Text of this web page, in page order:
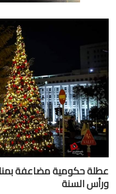
حكومية مضاعفة
السنة